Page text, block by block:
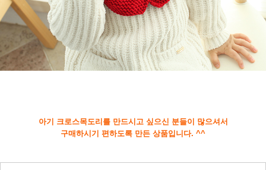
아기 크로스목도리를 만드시고 싶으신 분들이 많으셔서
구매하시기 편하도록 만든 상품입니다. ^^